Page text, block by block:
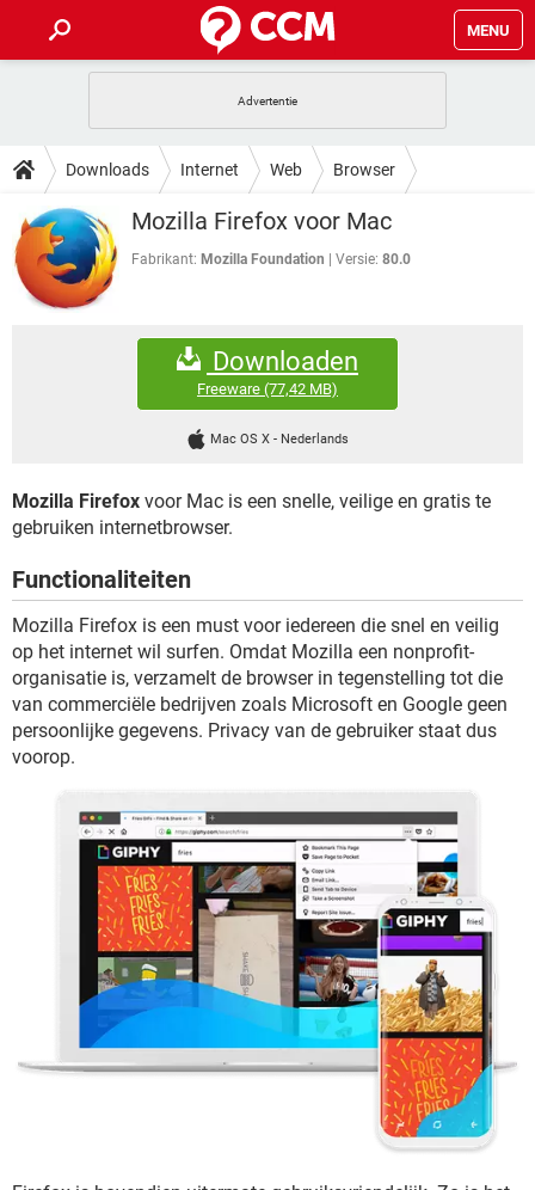
MENU
INSTAGRAM WINDOWS 10
NETFLIX CORONAVIRUS
GRATIS SNAPCHAT
TIKTOK
HOW-TO
VIDEOBELLEN GAMES
INSTAGRAM
NETFLIX
DOWNLOADS
VIDEOBELLEN GAMES
INSTAGRAM
CORONAVIRUS
SNAPCHAT
FORUM
WINDOWS 10
CORONAVIRUS
SNAPCHAT
GAMES
GRATIS SNAPCHAT
Downloads Internet Web Browser
Mozilla Firefox voor Mac
Fabrikant: Mozilla Foundation Versie: 80.0
Downloaden
Freeware (77,42 MB)
Mac OS X - Nederlands
Mozilla Firefox voor Mac is een snelle, veilige en gratis te
gebruiken internetbrowser.
Functionaliteiten
Mozilla Firefox is een must voor iedereen die snel en veilig
op het internet wil surfen. Omdat Mozilla een nonprofit-
organisatie is, verzamelt de browser in tegenstelling tot die
van commerciële bedrijven zoals Microsoft en Google geen
persoonlijke gegevens. Privacy van de gebruiker staat dus
voorop.